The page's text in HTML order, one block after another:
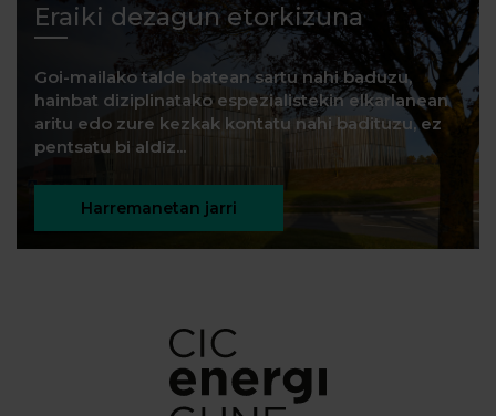
Eraiki dezagun etorkizuna
Goi-mailako talde batean sartu nahi baduzu,
hainbat diziplinatako espezialistekin elkarlanean
aritu edo zure kezkak kontatu nahi badituzu, ez
pentsatu bi aldiz...
Harremanetan jarri